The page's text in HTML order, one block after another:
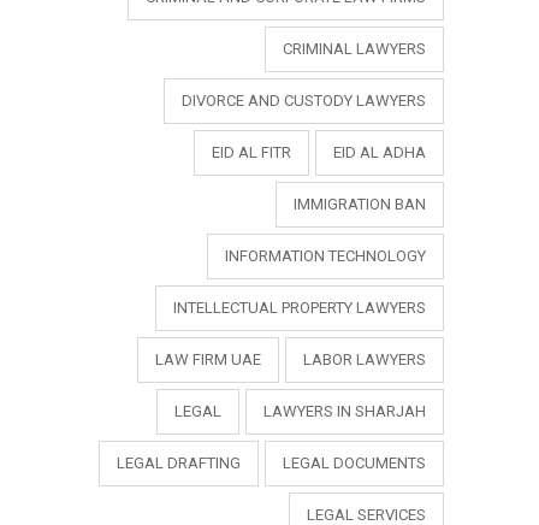
CRIMINAL LAWYERS
DIVORCE AND CUSTODY LAWYERS
EID AL ADHA
EID AL FITR
IMMIGRATION BAN
INFORMATION TECHNOLOGY
INTELLECTUAL PROPERTY LAWYERS
LABOR LAWYERS
LAW FIRM UAE
LAWYERS IN SHARJAH
LEGAL
LEGAL DOCUMENTS
LEGAL DRAFTING
LEGAL SERVICES